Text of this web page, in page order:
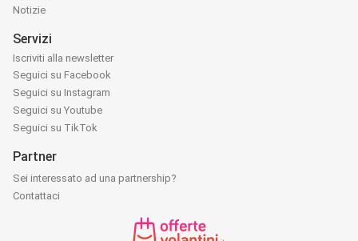
Notizie
Servizi
Iscriviti alla newsletter
Seguici su Facebook
Seguici su Instagram
Seguici su Youtube
Seguici su TikTok
Partner
Sei interessato ad una partnership?
Contattaci